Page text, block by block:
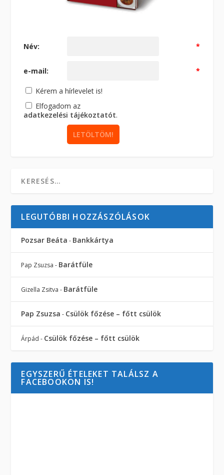
Név: *
e-mail: *
Kérem a hírlevelet is!
Elfogadom az
adatkezelési tájékoztatót.
LEGUTÓBBI HOZZÁSZÓLÁSOK
Pozsar Beáta - Bankkártya
Pap Zsuzsa - Barátfüle
Gizella Zsitva - Barátfüle
Pap Zsuzsa - Csülök főzése – főtt csülök
Árpád - Csülök főzése – főtt csülök
EGYSZERŰ ÉTELEKET TALÁLSZ A
FACEBOOKON IS!